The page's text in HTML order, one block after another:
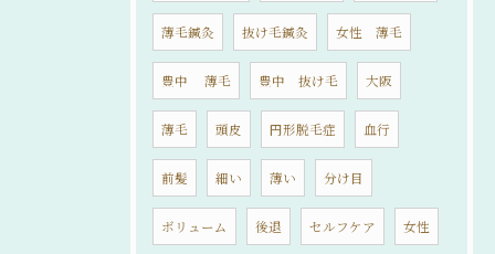
薄毛鍼灸 抜け毛鍼灸 女性 薄毛
豊中 薄毛 豊中 抜け毛 大阪
薄毛 頭皮 円形脱毛症 血行
前髪 細い 薄い 分け目
ボリューム 後退 セルフケア 女性